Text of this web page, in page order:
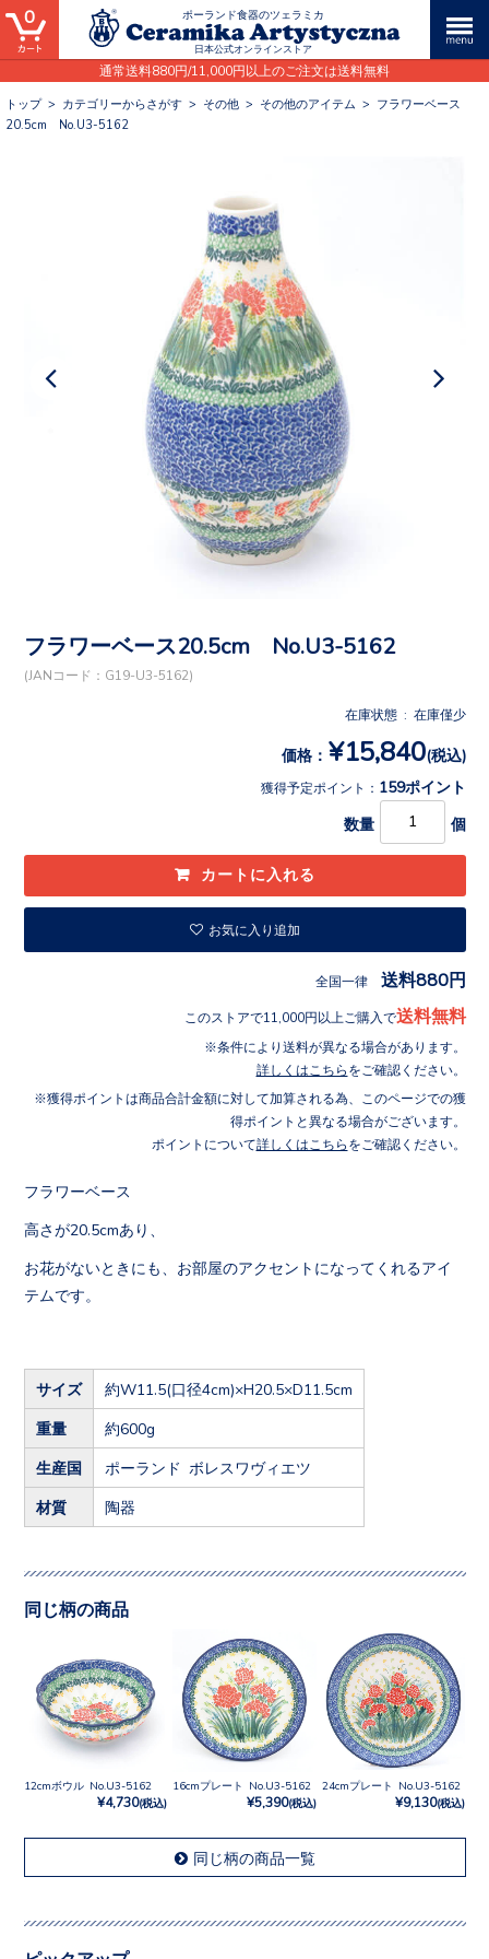
ポーランド食器のツェラミカ
日本公式オンラインストア
通常送料880円/11,000円以上のご注文は送料無料
0
トップ> カテゴリーからさがす > その他 > その他のアイテム > フラワーベース
20.5cm No.U3-5162
フラワーベース20.5cm No.U3-5162
(JANコード：G19-U3-5162)
在庫状態 : 在庫僅少
価格： ¥15,840(税込)
獲得予定ポイント： 159ポイント
数量 個
お気に入り追加
全国一律 送料880円
このストアで11,000円以上ご購入で送料無料
条件により送料が異なる場合があります。
詳しくはこちら をご確認ください。
獲得ポイントは商品合計金額に対して加算される為、このページでの獲
得ポイントと異なる場合がございます。
ポイントについて詳しくはこちら をご確認ください。
フラワーベース
高さが20.5cmあり、
お花がないときにも、お部屋のアクセントになってくれるアイ
テムです。
サイズ 約W11.5(口径4cm)×H20.5×D11.5cm
重量 約600g
生産国 ポーランド ボレスワヴィエツ
材質 陶器
同じ柄の商品
12cmボウル No.U3-5162
¥4,730(税込)
16cmプレート No.U3-5162
¥5,390(税込)
24cmプレート No.U3-5162
¥9,130(税込)
同じ柄の商品一覧